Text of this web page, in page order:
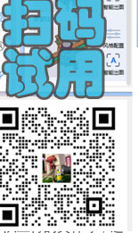
色大自动扶梯到达
博物馆通过各种展
、经济、文化等方
重要动物标本，海
应得的奖杯等；还